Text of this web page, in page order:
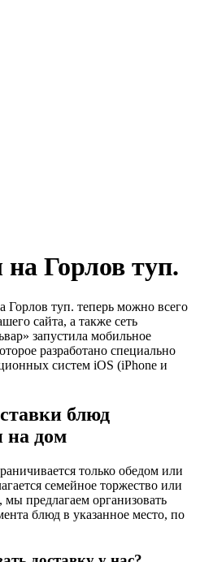
Горлов туп.
Горлов туп. теперь можно всего
сайта, а также сеть
запустила мобильное
разработано специально
систем iOS (iPhone и
блюд
на дом
только обедом или
семейное торжество или
мы предлагаем организовать
блюд в указанное место, по